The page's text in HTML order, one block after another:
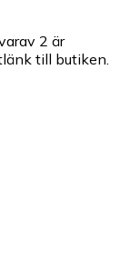
2 är
till butiken.